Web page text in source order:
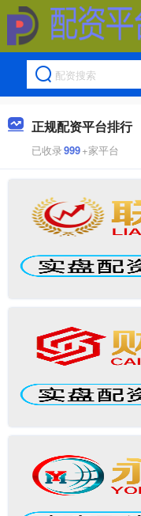
正规配资平台排行
已收录999+家平台